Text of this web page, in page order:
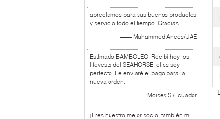
apreciamos para sus buenos productos
y servicio todo el tiempo. Gracias
—— Muhammed Anees/UAE
Estimado BAMBOLEO: Recibí hoy los
lifevests del SEAHORSE, ellos soy
perfecto. Le enviaré el pago para la
nueva orden.
—— Moises S./Ecuador
¡Eres nuestro mejor socio, también mi